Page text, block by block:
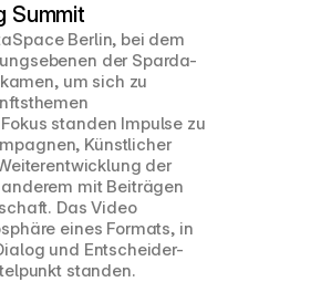
Summit
Berlin, bei dem
der Sparda-
um sich zu
standen Impulse zu
Künstlicher
der
mit Beiträgen
Das Video
eines Formats, in
und Entscheider-
standen.